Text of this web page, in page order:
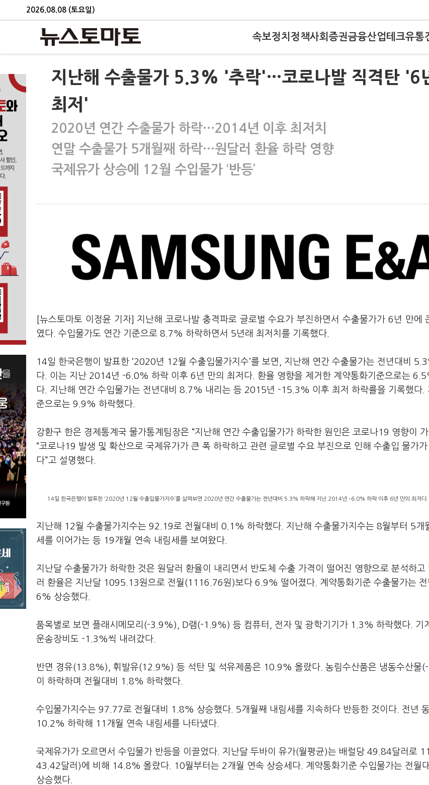
2026.08.08 (토요일)
속보정치 정책사회 증권금융산업테크유통
지난해 수출물가 5.3% '추락'…코로나발 직격탄 '6
최저'
2020년 연간 수출물가 하락…2014년 이후 최저치
연말 수출물가 5개월째 하락…원달러 환율 하락 영향
국제유가 상승에 12월 수입물가 ‘반등’
[뉴스토마토 이정윤 기자] 지난해 코로나발 충격파로 글로벌 수요가 부진하면서 수출물가가 6년 만에
였다. 수입물가도 연간 기준으로 8.7% 하락하면서 5년래 최저치를 기록했다.
14일 한국은행이 발표한 ‘2020년 12월 수출입물가지수’를 보면, 지난해 연간 수출물가는 전년대비
다. 이는 지난 2014년 -6.0% 하락 이후 6년 만의 최저다. 환율 영향을 제거한 계약통화기준으로는
다. 지난해 연간 수입물가는 전년대비 8.7% 내리는 등 2015년 -15.3% 이후 최저 하락률을 기록했다.
준으로는 9.9% 하락했다.
강환구 한은 경제통계국 물가통계팀장은 “지난해 연간 수출입물가가 하락한 원인은 코로나19 영향이 가
“코로나19 발생 및 확산으로 국제유가가 큰 폭 하락하고 관련 글로벌 수요 부진으로 인해 수출입 물가가
다”고 설명했다.
14일 한국은행이 발표한 ‘2020년 12월 수출입물가지수’를 살펴보면 2020년 연간 수출물가는 전년대비 5.3% 하락해 지난 2014년 –6.0% 하락 이후 6년 만의 최저다
지난해 12월 수출물가지수는 92.19로 전월대비 0.1% 하락했다. 지난해 수출물가지수는 8월부터 5개
세를 이어가는 등 19개월 연속 내림세를 보여왔다.
지난달 수출물가가 하락한 것은 원달러 환율이 내리면서 반도체 수출 가격이 떨어진 영향으로 분석하고
러 환율은 지난달 1095.13원으로 전월(1116.76원)보다 6.9% 떨어졌다. 계약통화기준 수출물가는 전
6% 상승했다.
품목별로 보면 플래시메모리(-3.9%), D램(-1.9%) 등 컴퓨터, 전자 및 광학기기가 1.3% 하락했다. 기
운송장비도 -1.3%씩 내려갔다.
반면 경유(13.8%), 휘발유(12.9%) 등 석탄 및 석유제품은 10.9% 올랐다. 농림수산품은 냉동수산물
이 하락하며 전월대비 1.8% 하락했다.
수입물가지수는 97.77로 전월대비 1.8% 상승했다. 5개월째 내림세를 지속하다 반등한 것이다. 전년
10.2% 하락해 11개월 연속 내림세를 나타냈다.
국제유가가 오르면서 수입물가 반등을 이끌었다. 지난달 두바이 유가(월평균)는 배럴당 49.84달러로
43.42달러)에 비해 14.8% 올랐다. 10월부터는 2개월 연속 상승세다. 계약통화기준 수입물가는 전월
상승했다.